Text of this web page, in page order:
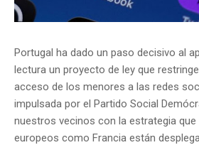
Portugal ha dado un paso decisivo al
lectura un proyecto de ley que
acceso de los menores a las redes
impulsada por el Partido Social
nuestros vecinos con la estrategia
europeos como Francia están